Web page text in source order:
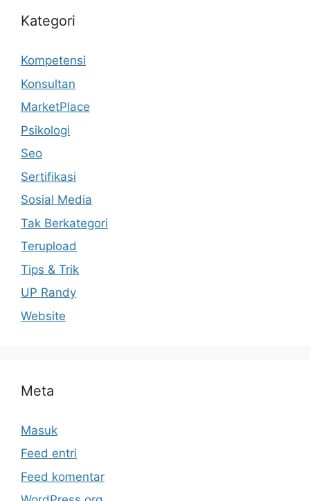
Kategori
Kompetensi
Konsultan
MarketPlace
Psikologi
Seo
Sertifikasi
Sosial Media
Tak Berkategori
Terupload
Tips & Trik
UP Randy
Website
Meta
Masuk
Feed entri
Feed komentar